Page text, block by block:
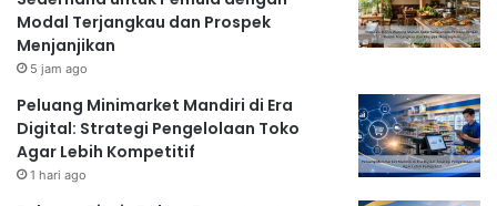
Modal Terjangkau dan Prospek
Menjanjikan
5 jam ago
Peluang Minimarket Mandiri di Era
Digital: Strategi Pengelolaan Toko
Agar Lebih Kompetitif
1 hari ago